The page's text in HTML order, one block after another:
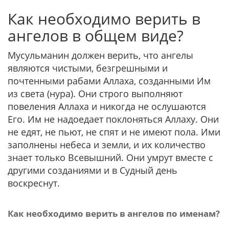
Как необходимо верить в
ангелов в общем виде?
Мусульманин должен верить, что ангелы
являются чистыми, безгрешными и
почтенными рабами Аллаха, созданными Им
из света (нура). Они строго выполняют
повеления Аллаха и никогда не ослушаются
Его. Им не надоедает поклоняться Аллаху. Они
не едят, не пьют, не спят и не имеют пола. Ими
заполнены небеса и земли, и их количество
знает только Всевышний. Они умрут вместе с
другими созданиями и в Судный день
воскреснут.
Как необходимо верить в ангелов по именам?